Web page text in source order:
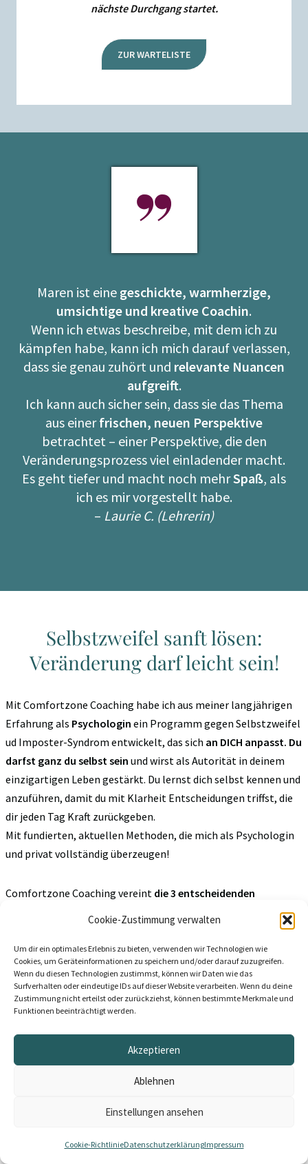
Cookie-Zustimmung verwalten
Um dir ein optimales Erlebnis zu bieten, verwenden wir Technologien wie
Cookies, um Geräteinformationen zu speichern und/oder darauf zuzugreifen.
Wenn du diesen Technologien zustimmst, können wir Daten wie das
Surfverhalten oder eindeutige IDs auf dieser Website verarbeiten. Wenn du deine
Zustimmung nicht erteilst oder zurückziehst, können bestimmte Merkmale und
Funktionen beeinträchtigt werden.
Akzeptieren
Ablehnen
Einstellungen ansehen
Cookie-RichtlinieDatenschutzerklärungImpressum
nächste Durchgang startet.
ZUR WARTELISTE
Maren ist eine geschickte, warmherzige,
umsichtige und kreative Coachin.
Wenn ich etwas beschreibe, mit dem ich zu
kämpfen habe, kann ich mich darauf verlassen,
dass sie genau zuhört und relevante Nuancen
aufgreift.
Ich kann auch sicher sein, dass sie das Thema
aus einerfrischen, neuen Perspektive
betrachtet – einer Perspektive, die den
Veränderungsprozess viel einladender macht.
Es geht tiefer und macht noch mehrSpaß, als
ich es mir vorgestellt habe.
– Laurie C. (Lehrerin)
Selbstzweifel sanft lösen:
Veränderung darf leicht sein!
Mit Comfortzone Coaching habe ich aus meiner langjährigen
Erfahrung als Psychologin ein Programm gegen Selbstzweifel
ud Imposter-Syndrom entwickelt, das sich an DICH anpasst. Du
darfst ganz du selbst sein und wirst als Autorität in deinem
einzigartigen Leben gestärkt. Du lernst dich selbst kennen und
anzuführen, damit du mit Klarheit Entscheidungen triffst, die
dir jeden Tag Kraft zurückgeben.
Mit fundierten, aktuellen Methoden, die mich als Psychologin
und privat vollständig überzeugen!
Comfortzone Coaching vereint die 3 entscheidenden
abgestimmt auf sensible und empathische Personen:
Die Signale deines Körpers und deinesNervensystems
verstehen und es effektiv zu beruhigen
Innere Streitgespräche, Gedankenkreisel und intensive
Emotionen klar und liebevoll auflösen
täglichen Schritteso gestalten, dass sie dich
begeistern statt überfordern
Ich bin davon überzeugt, dass gesunde Veränderungen nur
Es ist wie bei einer Pflanze: Man reißt sie nicht aus der Erde und